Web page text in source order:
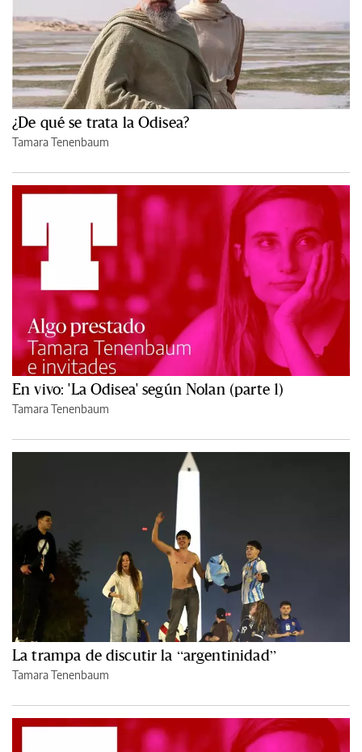
¿De qué se trata la Odisea?
Tamara Tenenbaum
En vivo: 'La Odisea' según Nolan (parte 1)
Tamara Tenenbaum
La trampa de discutir la “argentinidad”
Tamara Tenenbaum